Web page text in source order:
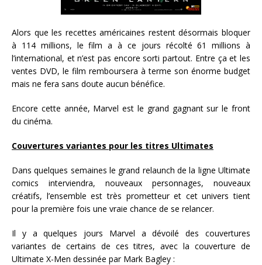
Alors que les recettes américaines restent désormais bloquer
à 114 millions, le film a à ce jours récolté 61 millions à
l’international, et n’est pas encore sorti partout. Entre ça et les
ventes DVD, le film remboursera à terme son énorme budget
mais ne fera sans doute aucun bénéfice.
Encore cette année, Marvel est le grand gagnant sur le front
du cinéma.
Couvertures variantes pour les titres Ultimates
Dans quelques semaines le grand relaunch de la ligne Ultimate
comics interviendra, nouveaux personnages, nouveaux
créatifs, l’ensemble est très prometteur et cet univers tient
pour la première fois une vraie chance de se relancer.
Il y a quelques jours Marvel a dévoilé des couvertures
variantes de certains de ces titres, avec la couverture de
Ultimate X-Men dessinée par Mark Bagley :